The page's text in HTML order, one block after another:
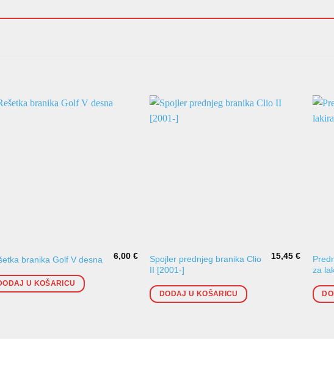
branika Golf V desna 6,00 €
U KOŠARICU
Spojler prednjeg branika Clio
II [2001-]
15,45 €
DODAJ U KOŠARICU
za